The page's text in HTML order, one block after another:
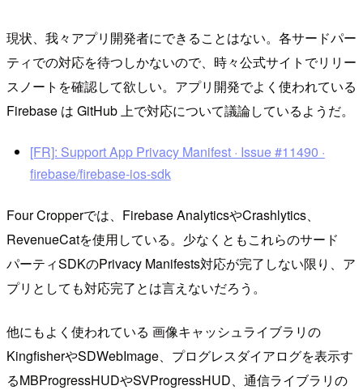
現状、我々アプリ開発者にできることはない。各サードパー
ティでの対応を待つしかないので、時々公式サイトでリリー
スノートを確認して欲しい。アプリ開発でよく使われている
Firebase は GitHub 上で対応について議論しているようだ。
[FR]: Support App Privacy Manifest · Issue #11490 ·
firebase/firebase-ios-sdk
Four Cropperでは、Firebase AnalyticsやCrashlytics、
RevenueCatを使用している。少なくともこれらのサード
パーティSDKのPrivacy Manifests対応が完了しない限り、ア
プリとしても対応完了とは言えないだろう。
他にもよく使われている 画像キャッシュライブラリの
KingfisherやSDWebImage、プログレスダイアログを表示す
るMBProgressHUDやSVProgressHUD、通信ライブラリの